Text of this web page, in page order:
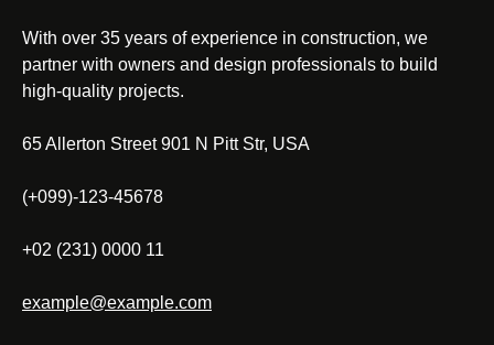
With over 35 years of experience in construction, we
partner with owners and design professionals to build
high-quality projects.
65 Allerton Street 901 N Pitt Str, USA
(+099)-123-45678
+02 (231) 0000 11
example@example.com